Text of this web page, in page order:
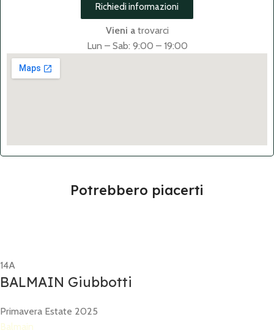
Richiedi informazioni
Vieni atrovarci
Lun – Sab: 9:00 – 19:00
Potrebbero piacerti
14A
BALMAIN Giubbotti
Primavera Estate 2025
Balmain